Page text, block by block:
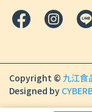
Copyright © 九江
Designed by